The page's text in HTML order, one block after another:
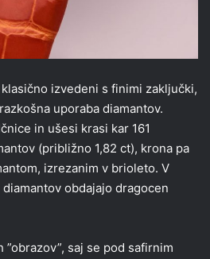
izvedeni s finimi zaključki,
uporaba diamantov.
in ušesi krasi kar 161
(približno 1,82 ct), krona pa
izrezanim v brioleto. V
obdajajo dragocen
saj se pod safirnim